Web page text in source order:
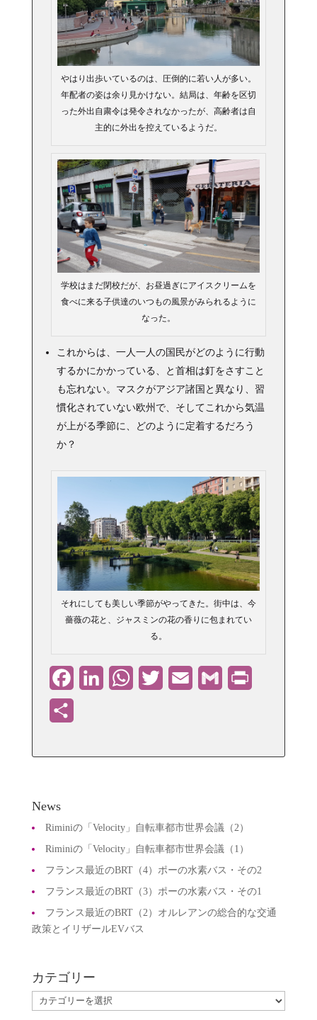
やはり出歩いているのは、圧倒的に若い人が多い。
年配者の姿は余り見かけない。結局は、年齢を区切
った外出自粛令は発令されなかったが、高齢者は自
主的に外出を控えているようだ。
学校はまだ閉校だが、お昼過ぎにアイスクリームを
食べに来る子供達のいつもの風景がみられるように
なった。
これからは、一人一人の国民がどのように行動
するかにかかっている、と首相は釘をさすこと
も忘れない。マスクがアジア諸国と異なり、習
慣化されていない欧州で、そしてこれから気温
が上がる季節に、どのように定着するだろう
か？
それにしても美しい季節がやってきた。街中は、今
薔薇の花と、ジャスミンの花の香りに包まれてい
る。
FacebookLinkedInWhatsApp
Twitter Email Gmail
News
Riminiの「Velocity」自転車都市世界会議（2）
Riminiの「Velocity」自転車都市世界会議（1）
フランス最近のBRT（4）ポーの水素バス・その2
フランス最近のBRT（3）ポーの水素バス・その1
フランス最近のBRT（2）オルレアンの総合的な交通
政策とイリザールEVバス
カテゴリー
カ